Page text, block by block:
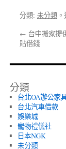
分類: 未分類
← 台中搬家提
貼借錢
分類
台北OA辦公家
台北汽車借款
娛樂城
寵物禮儀社
日本NGK
未分類